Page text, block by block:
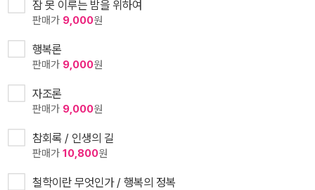
잠 못 이루는 밤을 위하여
판매가 9,000원
행복론
판매가 9,000원
자조론
판매가 9,000원
참회록 / 인생의 길
판매가 10,800원
철학이란 무엇인가 / 행복의 정복